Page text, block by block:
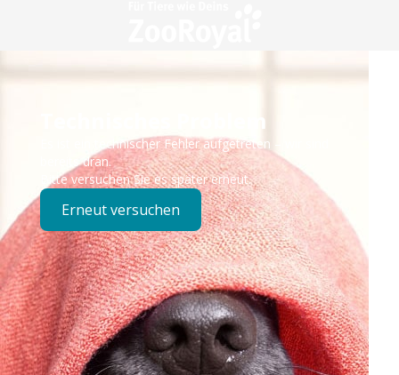
Technisches Problem
Es ist ein technischer Fehler aufgetreten – wir sind
bereits dran.
Bitte versuchen Sie es später erneut.
Erneut versuchen